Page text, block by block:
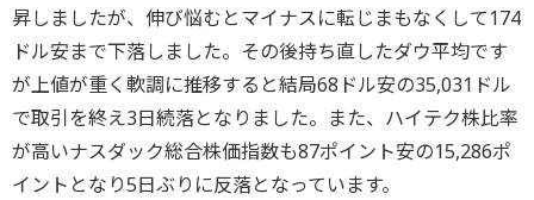
昇しましたが、伸び悩むとマイナスに転じまもなくして174
ドル安まで下落しました。その後持ち直したダウ平均です
が上値が重く軟調に推移すると結局68ドル安の35,031ドル
で取引を終え3日続落となりました。また、ハイテク株比率
が高いナスダック総合株価指数も87ポイント安の15,286ポ
イントとなり5日ぶりに反落となっています。